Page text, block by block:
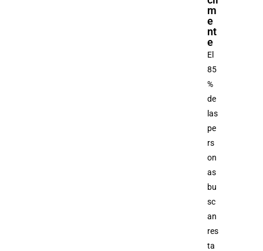
m
e
nt
e
El
85
%
de
las
pe
rs
on
as
bu
sc
an
res
ta